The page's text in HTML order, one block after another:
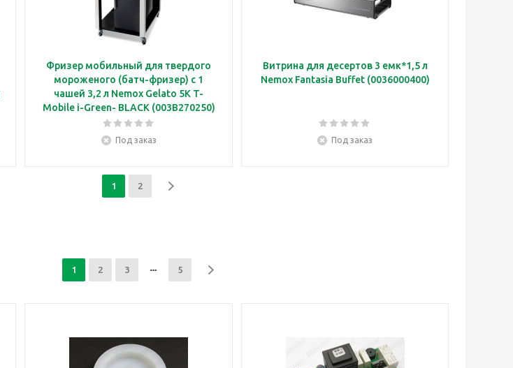
Фризер мобильный для твердого
мороженого (батч-фризер) с 1
чашей 3,2 л Nemox Gelato 5K T-
Mobile i-Green- BLACK (003B270250)
Под заказ
Витрина для десертов 3 емк*1,5 л
Nemox Fantasia Buffet (0036000400)
Под заказ
1 2
1 2 3 5